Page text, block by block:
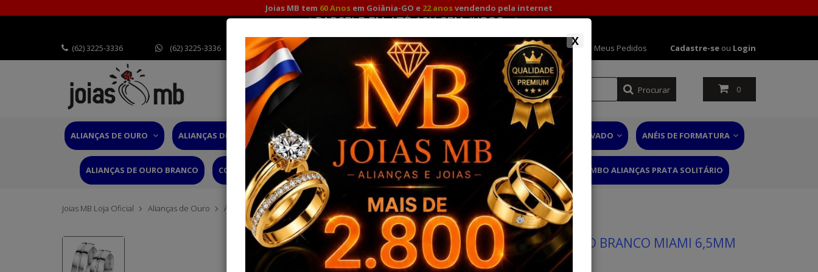
Joias MB tem 60 Anos em Goiânia-GO e 22 anosvendendo pela internet
✅ PARCELE EM ATÉ 12X SEM JUROS ✅
(62) 3225-3336 (62) 3225-3336 Minha Conta Meus Pedidos Cadastre-se ou Login
Promoção para compras à vista com
10%no Pix e Depósito! Procurar 0
ALIANÇAS DE OURO ALIANÇAS DE CASAMENTO ALIANÇAS DE NOIVADO ALIANÇAS DE PRATA ANÉIS DE NOIVADO ANÉIS DE FORMATURA
ALIANÇAS DE OURO BRANCO CORDÕES OURO 18K PULSEIRAS OURO COMBO ALIANÇAS OURO SOLITÁRIO COMBO ALIANÇAS PRATA SOLITÁRIO
Joias MB Loja Oficial Alianças de Ouro Alianças Grossas Alianças de Ouro Branco Miami 6,5mm
ALIANÇAS DE OURO BRANCO MIAMI 6,5MM
MARCA:JOIAS MB - 60 ANOS
REF.5199
X